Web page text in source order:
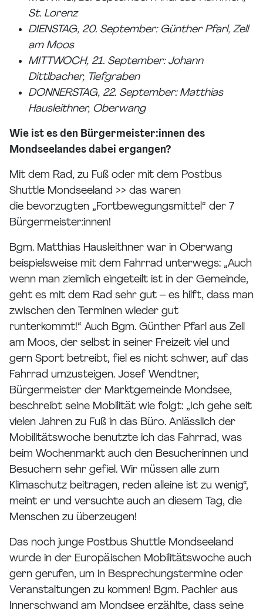
St. Lorenz
DIENSTAG, 20. September: Günther Pfarl, Zell
am Moos
MITTWOCH, 21. September: Johann
Dittlbacher, Tiefgraben
DONNERSTAG, 22. September: Matthias
Hausleithner, Oberwang
Wie ist es den Bürgermeister:innen des
Mondseelandes dabei ergangen?
Mit dem Rad, zu Fuß oder mit dem Postbus
Shuttle Mondseeland >> das waren
die bevorzugten „Fortbewegungsmittel“ der 7
Bürgermeister:innen!
Bgm. Matthias Hausleithner war in Oberwang
beispielsweise mit dem Fahrrad unterwegs: „Auch
wenn man ziemlich eingeteilt ist in der Gemeinde,
geht es mit dem Rad sehr gut – es hilft, dass man
zwischen den Terminen wieder gut
runterkommt!“ Auch Bgm. Günther Pfarl aus Zell
am Moos, der selbst in seiner Freizeit viel und
gern Sport betreibt, fiel es nicht schwer, auf das
Fahrrad umzusteigen. Josef Wendtner,
Bürgermeister der Marktgemeinde Mondsee,
beschreibt seine Mobilität wie folgt: „Ich gehe seit
vielen Jahren zu Fuß in das Büro. Anlässlich der
Mobilitätswoche benutzte ich das Fahrrad, was
beim Wochenmarkt auch den Besucherinnen und
Besuchern sehr gefiel. Wir müssen alle zum
Klimaschutz beitragen, reden alleine ist zu wenig“,
meint er und versuchte auch an diesem Tag, die
Menschen zu überzeugen!
Das noch junge Postbus Shuttle Mondseeland
wurde in der Europäischen Mobilitätswoche auch
gern gerufen, um in Besprechungstermine oder
Veranstaltungen zu kommen! Bgm. Pachler aus
Innerschwand am Mondsee erzählte, dass seine